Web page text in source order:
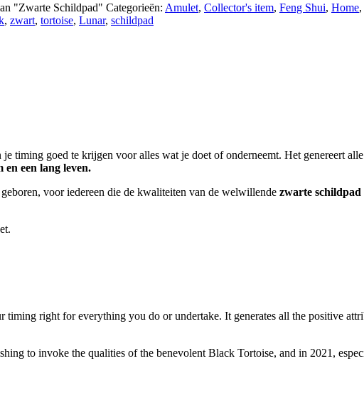
"Zwarte Schildpad" Categorieën: Amulet, Collector's item, Feng Shui, Home,
, zwart, tortoise, Lunar, schildpad
je timing goed te krijgen voor alles wat je doet of onderneemt. Het genereert
een lang leven.
voor iedereen die de kwaliteiten van de welwillende zwarte schildpad
right for everything you do or undertake. It generates all the positive
to invoke the qualities of the benevolent Black Tortoise, and in 2021,